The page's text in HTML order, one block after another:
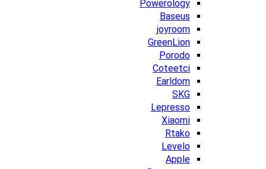
Powerology
Baseus
joyroom
GreenLion
Porodo
Coteetci
Earldom
SKG
Lepresso
Xiaomi
Rtako
Levelo
Apple